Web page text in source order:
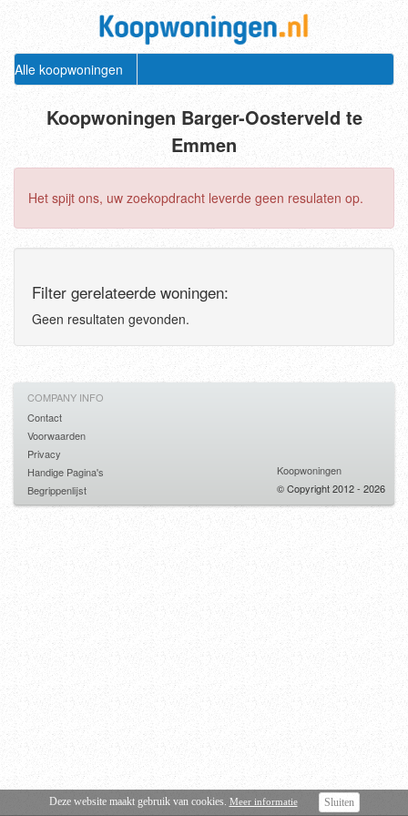
Alle koopwoningen
Koopwoningen Barger-Oosterveld te
Emmen
Het spijt ons, uw zoekopdracht leverde geen resulaten op.
Filter gerelateerde woningen:
Geen resultaten gevonden.
Deze website maakt gebruik van cookies. Meer informatie Sluiten
COMPANY INFO
Contact
Voorwaarden
Privacy
Handige Pagina's
Begrippenlijst
Koopwoningen
© Copyright 2012 - 2026